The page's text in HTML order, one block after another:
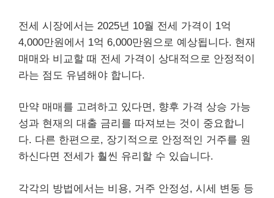
전세 시장에서는 2025년 10월 전세 가격이 1억
4,000만원에서 1억 6,000만원으로 예상됩니다. 현재
매매와 비교할 때 전세 가격이 상대적으로 안정적이
라는 점도 유념해야 합니다.
만약 매매를 고려하고 있다면, 향후 가격 상승 가능
성과 현재의 대출 금리를 따져보는 것이 중요합니
다. 다른 한편으로, 장기적으로 안정적인 거주를 원
하신다면 전세가 훨씬 유리할 수 있습니다.
각각의 방법에서는 비용, 거주 안정성, 시세 변동 등